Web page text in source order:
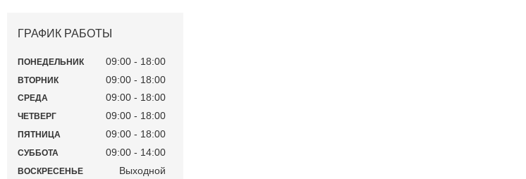
ГРАФИК РАБОТЫ
ПОНЕДЕЛЬНИК 09:00 18:00
ВТОРНИК 09:00 18:00
СРЕДА 09:00 18:00
ЧЕТВЕРГ 09:00 18:00
ПЯТНИЦА 09:00 18:00
СУББОТА 09:00 14:00
ВОСКРЕСЕНЬЕ Выходной